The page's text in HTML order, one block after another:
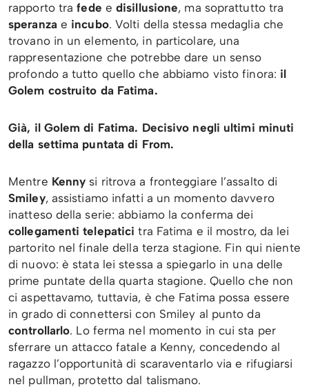
rapporto tra fede edisillusione, ma soprattutto tra
speranza e incubo. Volti della stessa medaglia che
trovano in un elemento, in particolare, una
rappresentazione che potrebbe dare un senso
profondo a tutto quello che abbiamo visto finora: il
Golem costruito da Fatima.
Già, il Golem di Fatima. Decisivo negli ultimi minuti
della settima puntata di From.
Mentre Kenny si ritrova a fronteggiare l’assalto di
Smiley, assistiamo infatti a un momento davvero
inatteso della serie: abbiamo la conferma dei
collegamenti telepatici tra Fatima e il mostro, da lei
partorito nel finale della terza stagione. Fin qui niente
di nuovo: è stata lei stessa a spiegarlo in una delle
prime puntate della quarta stagione. Quello che non
ci aspettavamo, tuttavia, è che Fatima possa essere
in grado di connettersi con Smiley al punto da
controllarlo. Lo ferma nel momento in cui sta per
sferrare un attacco fatale a Kenny, concedendo al
ragazzo l’opportunità di scaraventarlo via e rifugiarsi
nel pullman, protetto dal talismano.